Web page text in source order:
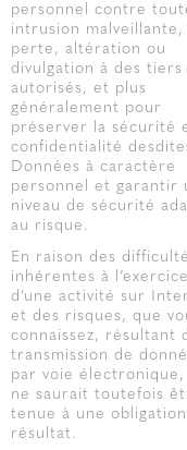
personnel contre
intrusion
perte, altération ou
divulgation à des tiers
autorisés, et plus
généralement pour
préserver la sécurité
confidentialité
Données à caractère
personnel et garantir
niveau de sécurité
au risque.
En raison des
inhérentes à l’exercice
d’une activité sur
et des risques, que
connaissez, résultant
transmission de
par voie électronique,
ne saurait toutefois
tenue à une
résultat.